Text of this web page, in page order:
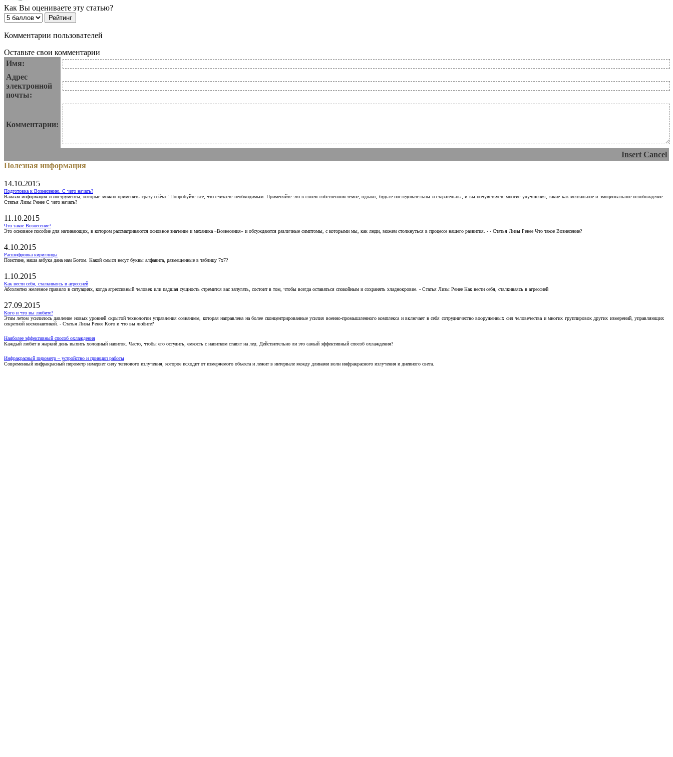
Как Вы оцениваете эту статью?
Комментарии пользователей
Оставьте свои комментарии
Имя:
Адрес
электронной
почты:
Комментарии:
Insert Cancel
Полезная информация
14.10.2015
Подготовка к Вознесению. С чего начать?
Важная информация и инструменты, которые можно применять сразу сейчас! Попробуйте все, что считаете необходимым. Применяйте это в своем собственном темпе, однако, будьте последовательны и старательны, и вы почувствуете многие улучшения, такие как ментальное и эмоциональное освобождение.
Статья Лизы Ренее С чего начать?
11.10.2015
Что такое Вознесение?
Это основное пособие для начинающих, в котором рассматриваются основное значение и механика «Вознесения» и обсуждаются различные симптомы, с которыми мы, как люди, можем столкнуться в процессе нашего развития. - - Статья Лизы Ренее Что такое Вознесение?
4.10.2015
Расшифровка кириллицы
Поистине, наша азбука дана нам Богом. Какой смысл несут буквы алфавита, размещенные в таблицу 7х7?
1.10.2015
Как вести себя, сталкиваясь в агрессией
Абсолютно железное правило в ситуациях, когда агрессивный человек или падшая сущность стремится вас запугать, состоит в том, чтобы всегда оставаться спокойным и сохранять хладнокровие. - Статья Лизы Ренее Как вести себя, сталкиваясь в агрессией
27.09.2015
Кого и что вы любите?
Этим летом усилилось давление новых уровней скрытой технологии управления сознанием, которая направлена на более сконцентрированные усилия военно-промышленного комплекса и включает в себя сотрудничество вооруженных сил человечества и многих группировок других измерений, управляющих
секретной космонавтикой. - Статья Лизы Ренее Кого и что вы любите?
Наиболее эффективный способ охлаждения
Каждый любит в жаркий день выпить холодный напиток. Часто, чтобы его остудить, емкость с напитком ставят на лед. Действительно ли это самый эффективный способ охлаждения?
Инфракрасный пирометр – устройство и принцип работы
Современный инфракрасный пирометр измеряет силу теплового излучения, которое исходит от измеряемого объекта и лежит в интервале между длинами волн инфракрасного излучения и дневного света.